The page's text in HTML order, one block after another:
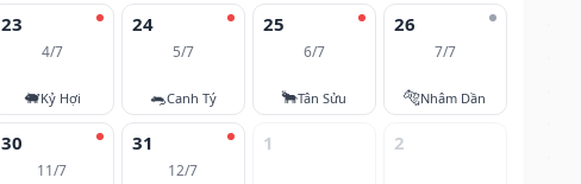
23
4/7
🐖Kỷ Hợi
24
5/7
🐀Canh Tý
25
6/7
🐂Tân Sửu
26
7/7
🐅Nhâm Dần
30
11/7
31
12/7
1 2